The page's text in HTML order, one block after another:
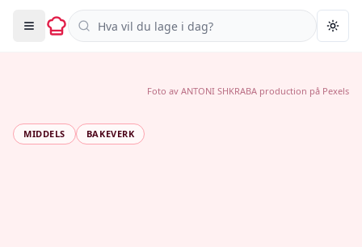
Søk i oppskrifter
MIDDELS BAKEVERK
Foto av ANTONI SHKRABA production på Pexels